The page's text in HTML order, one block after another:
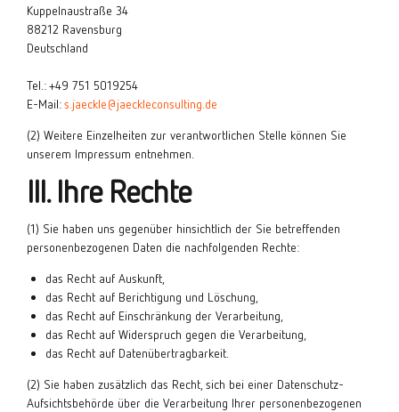
Kuppelnaustraße 34
88212 Ravensburg
Deutschland
Tel.: +49 751 5019254
E-Mail:s.jaeckle@jaeckleconsulting.de
(2) Weitere Einzelheiten zur verantwortlichen Stelle können Sie
unserem Impressum entnehmen.
III. Ihre Rechte
(1) Sie haben uns gegenüber hinsichtlich der Sie betreffenden
personenbezogenen Daten die nachfolgenden Rechte:
das Recht auf Auskunft,
das Recht auf Berichtigung und Löschung,
das Recht auf Einschränkung der Verarbeitung,
das Recht auf Widerspruch gegen die Verarbeitung,
das Recht auf Datenübertragbarkeit.
(2) Sie haben zusätzlich das Recht, sich bei einer Datenschutz-
Aufsichtsbehörde über die Verarbeitung Ihrer personenbezogenen